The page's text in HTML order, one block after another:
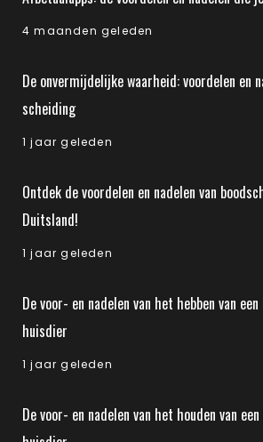
4 maanden geleden
De onvermijdelijke waarheid: voordelen en
scheiding
1 jaar geleden
Ontdek de voordelen en nadelen van
Duitsland!
1 jaar geleden
De voor- en nadelen van het hebben van
huisdier
1 jaar geleden
De voor- en nadelen van het houden van